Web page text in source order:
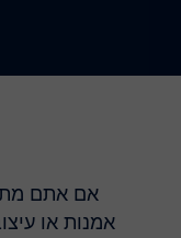
אם אתם
אמנות או